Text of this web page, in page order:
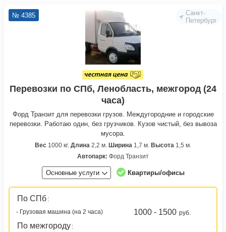
Санкт-
Петербург
№ 4385
Перевозки по СПб, Ленобласть, межгород (24
часа)
Форд Транзит для перевозки грузов. Междугородние и городские
перевозки. Работаю один, без грузчиков. Кузов чистый, без вывоза
мусора.
Вес 1000 кг. Длина 2,2 м. Ширина 1,7 м. Высота 1,5 м.
Автопарк: Форд Транзит
Основные услуги Квартиры/офисы
По СПб :
- Грузовая машина (на 2 часа)
1000 - 1500 руб.
По межгороду :